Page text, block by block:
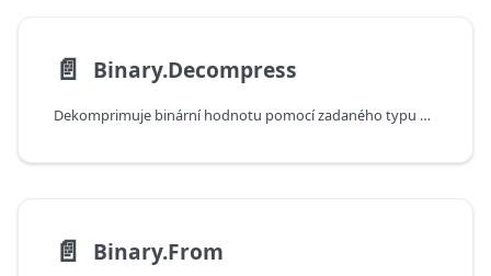
📄️ Binary.Decompress
Dekomprimuje binární hodnotu pomocí zadaného typu komprese.
📄️ Binary.From